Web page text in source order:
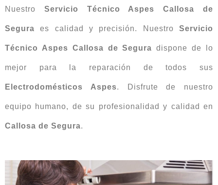
Nuestro Servicio Técnico Aspes Callosa de
Segura es calidad y precisión. Nuestro Servicio
Técnico Aspes Callosa de Seguradispone de lo
mejor para la reparación de todos sus
Electrodomésticos Aspes. Disfrute de nuestro
equipo humano, de su profesionalidad y calidad en
Callosa de Segura.